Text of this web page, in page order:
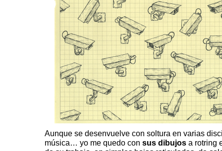
Aunque se desenvuelve con soltura en varias
música… yo me quedo con sus dibujos a rotring